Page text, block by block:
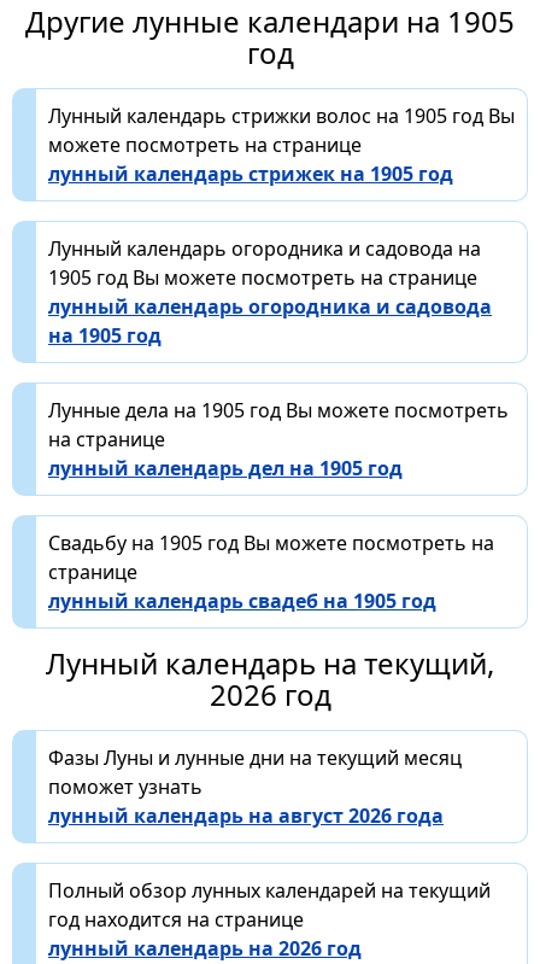
Другие лунные календари на 1905
год
Лунный календарь стрижки волос на 1905 год Вы
можете посмотреть на странице
лунный календарь стрижек на 1905 год
Лунный календарь огородника и садовода на
1905 год Вы можете посмотреть на странице
лунный календарь огородника и садовода
на 1905 год
Лунные дела на 1905 год Вы можете посмотреть
на странице
лунный календарь дел на 1905 год
Свадьбу на 1905 год Вы можете посмотреть на
странице
лунный календарь свадеб на 1905 год
Лунный календарь на текущий,
2026 год
Фазы Луны и лунные дни на текущий месяц
поможет узнать
лунный календарь на август 2026 года
Полный обзор лунных календарей на текущий
год находится на странице
лунный календарь на 2026 год